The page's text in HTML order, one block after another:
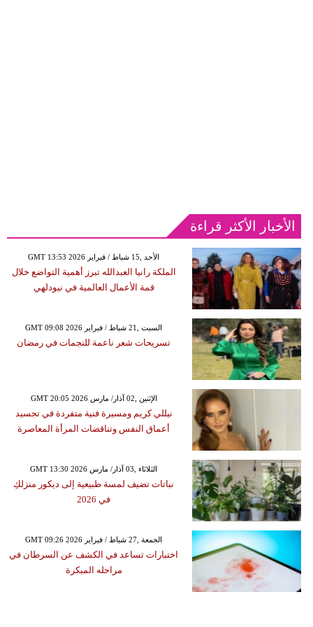
الأخبار الأكثر قراءة
GMT 13:53 2026 الأحد ,15 شباط / فبراير
الملكة رانيا العبدالله تبرز أهمية التواضع خلال
قمة الأعمال العالمية في نيودلهي
GMT 09:08 2026 السبت ,21 شباط / فبراير
تسريحات شعر ناعمة للنجمات في رمضان
GMT 20:05 2026 الإثنين ,02 آذار/ مارس
نيللي كريم ومسيرة فنية متفردة في تجسيد
أعماق النفس وتناقضات المرأة المعاصرة
GMT 13:30 2026 الثلاثاء ,03 آذار/ مارس
نباتات تضيف لمسة طبيعية إلى ديكور منزلكِ
في 2026
GMT 09:26 2026 الجمعة ,27 شباط / فبراير
اختبارات تساعد في الكشف عن السرطان في
مراحله المبكرة